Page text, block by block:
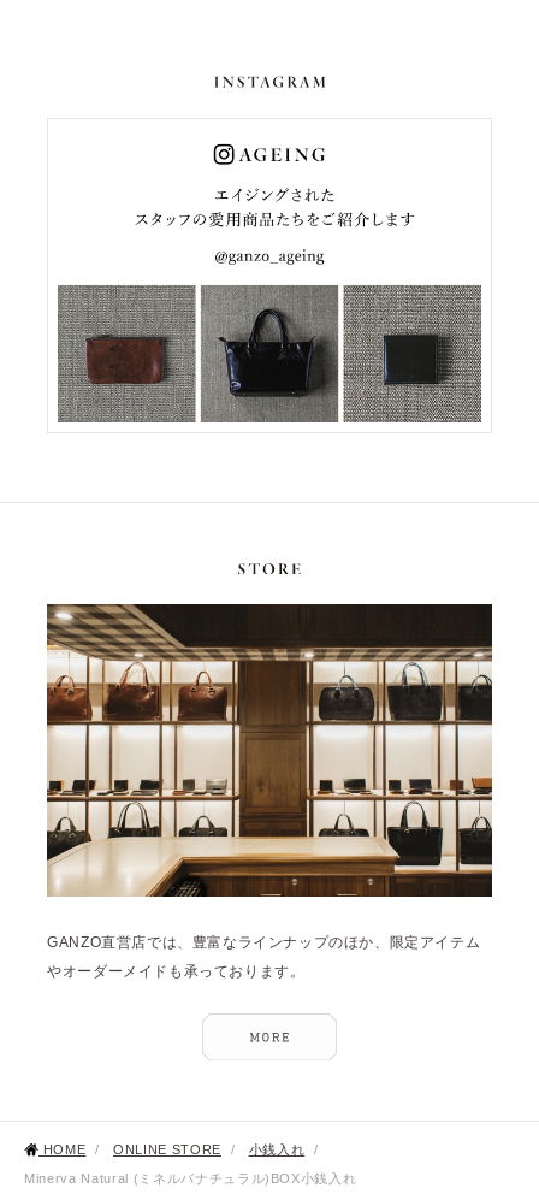
GANZO直営店では、豊富なラインナップのほか、限定アイテム
やオーダーメイドも承っております。
HOME / ONLINE STORE / 小銭入れ
/
Minerva Natural (ミネルバナチュラル)BOX小銭入れ